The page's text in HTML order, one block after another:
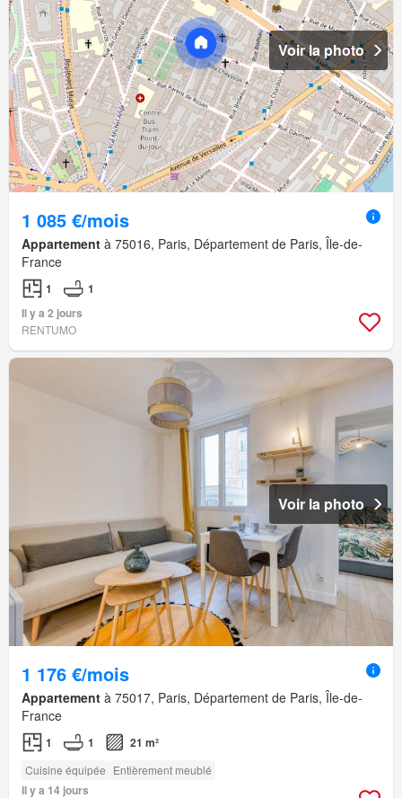
Voir la photo
1 085 €/mois
Appartement à 75016, Paris, Département de Paris, Île-de-
France
1
1
Il y a 2 jours
RENTUMO
Voir la photo
1 176 €/mois
Appartement à 75017, Paris, Département de Paris, Île-de-
France
1 1 21 m²
Cuisine équipée Entièrement meublé
Il y a 14 jours